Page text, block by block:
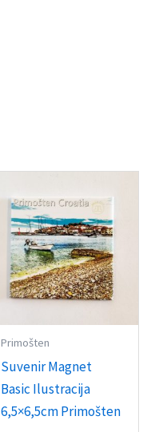
Primošten
Suvenir Magnet
Basic Ilustracija
6,5×6,5cm Primošten